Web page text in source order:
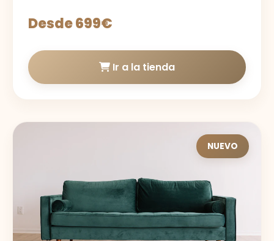
Desde 699€
Ir a la tienda
NUEVO